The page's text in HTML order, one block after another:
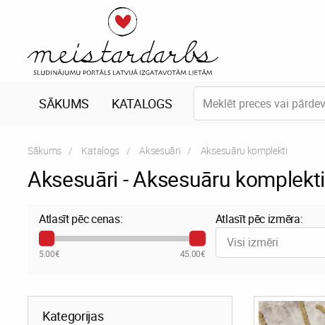
SĀKUMS KATALOGS
Sākums Katalogs Aksesuāri Current:
Aksesuāru komplekti
Aksesuāri - Aksesuāru komplekti
Atlasīt pēc cenas:
5.00€ 45.00€
Atlasīt pēc izmēra:
Visi izmēri
Kategorijas